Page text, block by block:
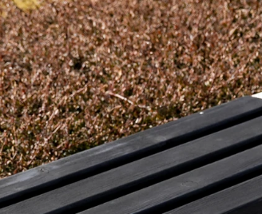
Nezbytně nutné soubory Analytika
cookie umožňují základní funkce webových stránek, jako
nutných souborů cookie správně používat.
Poskytovatel /
Doména
Vyprší Popis
CookieScript
.ferobet.cz
5 měsíců
4 týdny
Tento soubor
zapamatování